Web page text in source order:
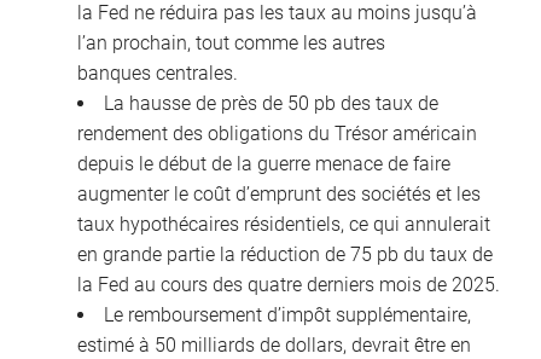
la Fed ne réduira pas les taux au moins jusqu’à
l’an prochain, tout comme les autres
banques centrales.
La hausse de près de 50 pb des taux de
rendement des obligations du Trésor américain
depuis le début de la guerre menace de faire
augmenter le coût d’emprunt des sociétés et les
taux hypothécaires résidentiels, ce qui annulerait
en grande partie la réduction de 75 pb du taux de
la Fed au cours des quatre derniers mois de 2025.
Le remboursement d’impôt supplémentaire,
estimé à 50 milliards de dollars, devrait être en